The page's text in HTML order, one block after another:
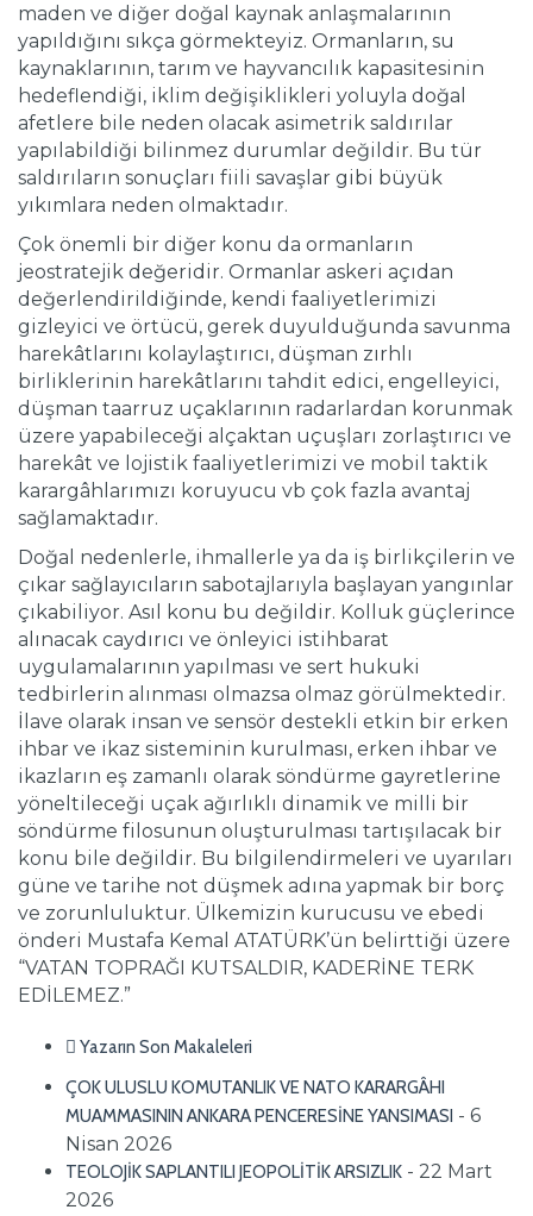
maden ve diğer doğal kaynak anlaşmalarının
yapıldığını sıkça görmekteyiz. Ormanların, su
kaynaklarının, tarım ve hayvancılık kapasitesinin
hedeflendiği, iklim değişiklikleri yoluyla doğal
afetlere bile neden olacak asimetrik saldırılar
yapılabildiği bilinmez durumlar değildir. Bu tür
saldırıların sonuçları fiili savaşlar gibi büyük
yıkımlara neden olmaktadır.
Çok önemli bir diğer konu da ormanların
jeostratejik değeridir. Ormanlar askeri açıdan
değerlendirildiğinde, kendi faaliyetlerimizi
gizleyici ve örtücü, gerek duyulduğunda savunma
harekâtlarını kolaylaştırıcı, düşman zırhlı
birliklerinin harekâtlarını tahdit edici, engelleyici,
düşman taarruz uçaklarının radarlardan korunmak
üzere yapabileceği alçaktan uçuşları zorlaştırıcı ve
harekât ve lojistik faaliyetlerimizi ve mobil taktik
karargâhlarımızı koruyucu vb çok fazla avantaj
sağlamaktadır.
Doğal nedenlerle, ihmallerle ya da iş birlikçilerin ve
çıkar sağlayıcıların sabotajlarıyla başlayan yangınlar
çıkabiliyor. Asıl konu bu değildir. Kolluk güçlerince
alınacak caydırıcı ve önleyici istihbarat
uygulamalarının yapılması ve sert hukuki
tedbirlerin alınması olmazsa olmaz görülmektedir.
İlave olarak insan ve sensör destekli etkin bir erken
ihbar ve ikaz sisteminin kurulması, erken ihbar ve
ikazların eş zamanlı olarak söndürme gayretlerine
yöneltileceği uçak ağırlıklı dinamik ve milli bir
söndürme filosunun oluşturulması tartışılacak bir
konu bile değildir. Bu bilgilendirmeleri ve uyarıları
güne ve tarihe not düşmek adına yapmak bir borç
ve zorunluluktur. Ülkemizin kurucusu ve ebedi
önderi Mustafa Kemal ATATÜRK’ün belirttiği üzere
“VATAN TOPRAĞI KUTSALDIR, KADERİNE TERK
EDİLEMEZ.”
Yazarın Son Makaleleri
ÇOK ULUSLU KOMUTANLIK VE NATO KARARGÂHI
MUAMMASININ ANKARA PENCERESİNE YANSIMASI - 6
Nisan 2026
TEOLOJİK SAPLANTILI JEOPOLİTİK ARSIZLIK - 22 Mart
2026